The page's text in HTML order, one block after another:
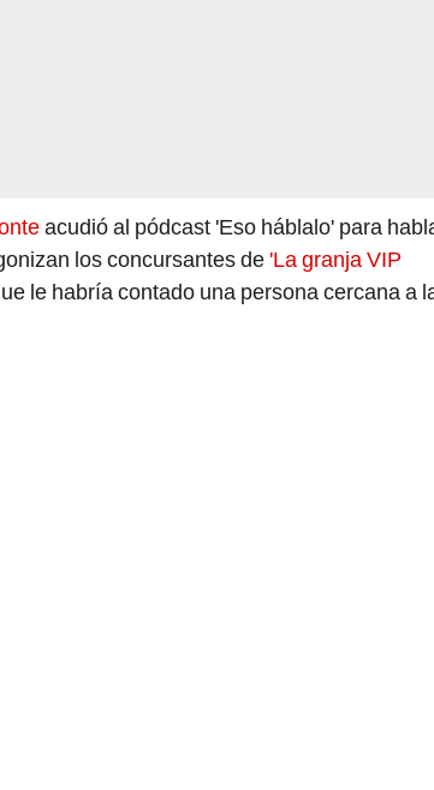
acudió al pódcast 'Eso háblalo' para
los concursantes de 'La granja VIP
le habría contado una persona cercana a